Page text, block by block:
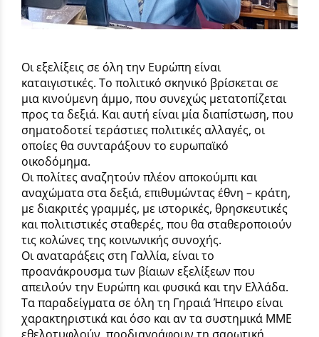
Οι εξελίξεις σε όλη την Ευρώπη είναι
καταιγιστικές. Το πολιτικό σκηνικό βρίσκεται σε
μια κινούμενη άμμο, που συνεχώς μετατοπίζεται
προς τα δεξιά. Και αυτή είναι μία διαπίστωση, που
σηματοδοτεί τεράστιες πολιτικές αλλαγές, οι
οποίες θα συνταράξουν το ευρωπαϊκό
οικοδόμημα.
Οι πολίτες αναζητούν πλέον αποκούμπι και
αναχώματα στα δεξιά, επιθυμώντας έθνη – κράτη,
με διακριτές γραμμές, με ιστορικές, θρησκευτικές
και πολιτιστικές σταθερές, που θα σταθεροποιούν
τις κολώνες της κοινωνικής συνοχής.
Οι αναταράξεις στη Γαλλία, είναι το
προανάκρουσμα των βίαιων εξελίξεων που
απειλούν την Ευρώπη και φυσικά και την Ελλάδα.
Τα παραδείγματα σε όλη τη Γηραιά Ήπειρο είναι
χαρακτηριστικά και όσο και αν τα συστημικά ΜΜΕ